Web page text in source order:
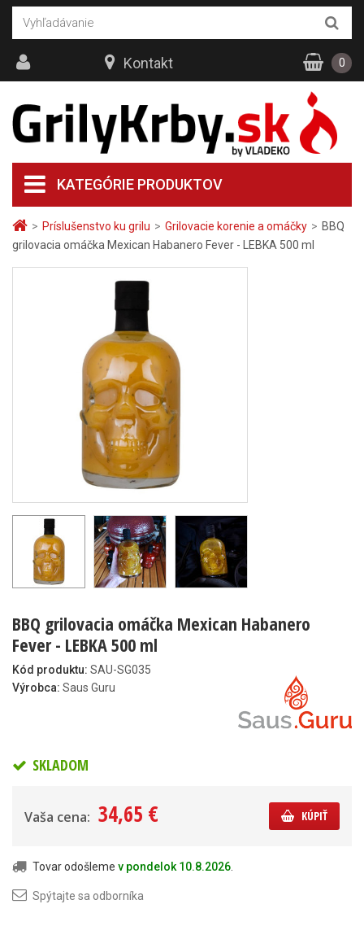
> Príslušenstvo ku grilu > Grilovacie korenie a omáčky > BBQ
grilovacia omáčka Mexican Habanero Fever - LEBKA 500 ml
BBQ grilovacia omáčka Mexican Habanero
Fever - LEBKA 500 ml
Kód produktu: SAU-SG035
Výrobca: Saus Guru
SKLADOM
Vaša cena: 34,65 € KÚPIŤ
Tovar odošleme v pondelok 10.8.2026
Spýtajte sa odborníka
KATEGÓRIE PRODUKTOV
Kontakt 0